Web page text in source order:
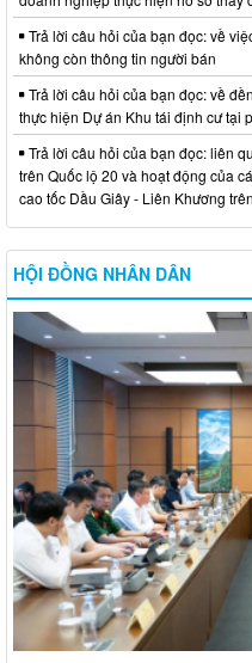
Trả lời câu hỏi của bạn đọc: về
không còn thông tin người bán
Trả lời câu hỏi của bạn đọc: về
thực hiện Dự án Khu tái định cư tại
Trả lời câu hỏi của bạn đọc: liên
trên Quốc lộ 20 và hoạt động của
cao tốc Dầu Giây - Liên Khương
HỘI ĐỒNG NHÂN DÂN